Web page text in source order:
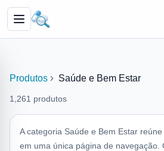
Produtos Saúde e Bem Estar
1,261 produtos
A categoria Saúde e Bem Estar
em uma única página de navegação.